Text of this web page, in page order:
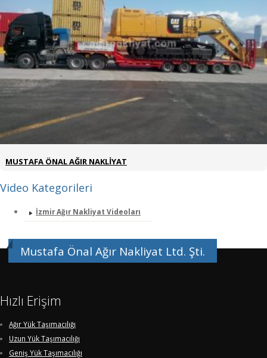
MUSTAFA ÖNAL AĞIR NAKLİYAT
Video Kategorileri
İzmir Ağır Nakliyat Videoları
Mustafa Önal Ağır Nakliyat Ltd. Şti.
Hızlı Erişim
Ağır Yük Taşımacılığı
Uzun Yük Taşımacılığı
Geniş Yük Taşımacılığı